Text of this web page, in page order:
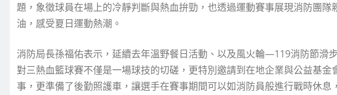
題，象徵球員在場上的冷靜判斷與熱血拚勁，也透過運動賽事展現消防團
油，感受夏日運動熱潮。
消防局長孫福佑表示，延續去年溫野餐日活動、以及風火輪—119消防節滑
對三熱血籃球賽不僅是一場球技的切磋，更特別邀請到在地企業與公益基
事，更準備了後勤照護車，讓選手在賽事期間可以如消防員般進行戰時休